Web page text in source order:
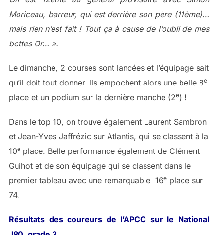
Moriceau, barreur, qui est derrière son père (11ème)…
mais rien n’est fait ! Tout ça à cause de l’oubli de mes
bottes Or… ».
Le dimanche, 2 courses sont lancées et l’équipage sait
qu’il doit tout donner. Ils empochent alors une belle 8e
place et un podium sur la dernière manche (2e) !
Dans le top 10, on trouve également Laurent Sambron
et Jean-Yves Jaffrézic sur Atlantis, qui se classent à la
10eplace. Belle performance également de Clément
Guihot et de son équipage qui se classent dans le
premier tableau avec une remarquable 16eplace sur
74.
Résultats des coureurs de l’APCC sur le National